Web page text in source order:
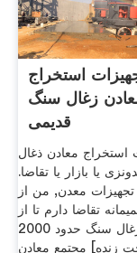
استخراج
زغال سنگ
قدیمی
معادن ذغال
یا بازار یا تقاضا.
تجهیزات معدن, من از
تقاضا دارم تا از
معادن زغال سنگ حدود 2000
زنده] مجتمع معادن